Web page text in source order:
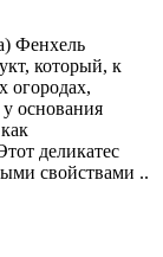
Фенхель
который, к
огородах,
основания
деликатес
свойствами ..